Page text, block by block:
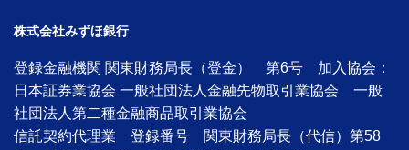
学ぶ・考える
お客さまサポート
困ったときは・よくあるご質問
株式会社みずほ銀行
登録金融機関 関東財務局長（登金） 第6号 加入協会：
日本証券業協会 一般社団法人金融先物取引業協会 一般
社団法人第二種金融商品取引業協会
信託契約代理業 登録番号 関東財務局長（代信）第58